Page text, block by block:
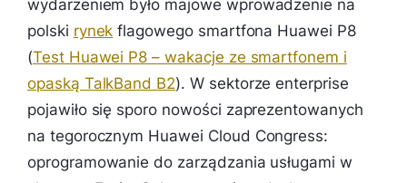
wydarzeniem było majowe wprowadzenie na
polski rynek flagowego smartfona Huawei P8
(Test Huawei P8 – wakacje ze smartfonem i
opaską TalkBand B2). W sektorze enterprise
pojawiło się sporo nowości zaprezentowanych
na tegorocznym Huawei Cloud Congress:
oprogramowanie do zarządzania usługami w